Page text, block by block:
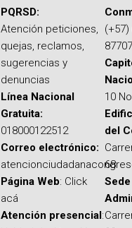
PQRSD:
Atención peticiones,
quejas, reclamos,
sugerencias y
denuncias
Línea Nacional
Gratuita:
018000122512
Correo electrónico:
Página Web: Click
acá
Atención presencial:
(+57)
10
del
68
Sede